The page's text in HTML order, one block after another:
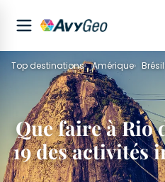
Top destinations Amérique Brésil
Que faire à Rio
19 des activités